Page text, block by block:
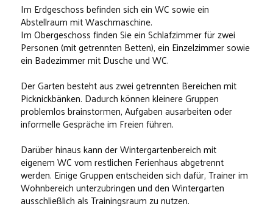
Im Erdgeschoss befinden sich ein WC sowie ein
Abstellraum mit Waschmaschine.
Im Obergeschoss finden Sie ein Schlafzimmer für zwei
Personen (mit getrennten Betten), ein Einzelzimmer sowie
ein Badezimmer mit Dusche und WC.
Der Garten besteht aus zwei getrennten Bereichen mit
Picknickbänken. Dadurch können kleinere Gruppen
problemlos brainstormen, Aufgaben ausarbeiten oder
informelle Gespräche im Freien führen.
Darüber hinaus kann der Wintergartenbereich mit
eigenem WC vom restlichen Ferienhaus abgetrennt
werden. Einige Gruppen entscheiden sich dafür, Trainer im
Wohnbereich unterzubringen und den Wintergarten
ausschließlich als Trainingsraum zu nutzen.